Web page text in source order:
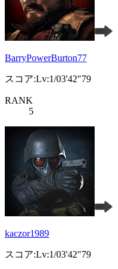
BarryPowerBurton77
スコア:Lv:1/03'42"79
RANK
5
kaczor1989
スコア:Lv:1/03'42"79